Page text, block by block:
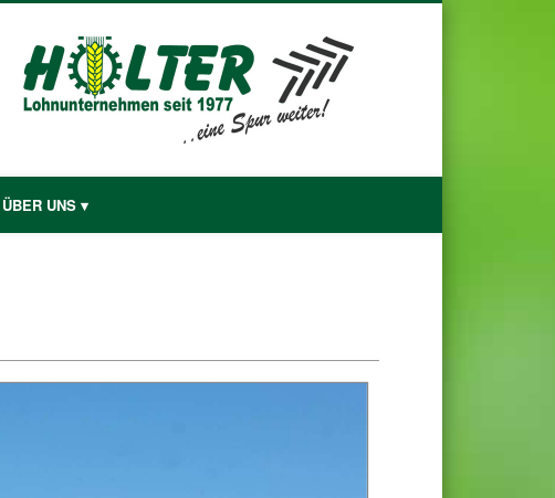
ÜBER UNS ▾